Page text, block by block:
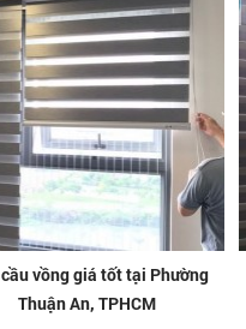
cầu vồng giá tốt tại Phường
Thuận An, TPHCM